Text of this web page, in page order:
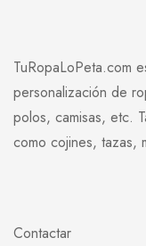
TuRopaLoPeta.com
personalización de
polos, camisas, etc.
como cojines, tazas,
Contactar